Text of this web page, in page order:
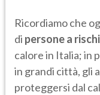
Ricordiamo che
di persone a
calore in Italia; in
in grandi città, gli
proteggersi dal